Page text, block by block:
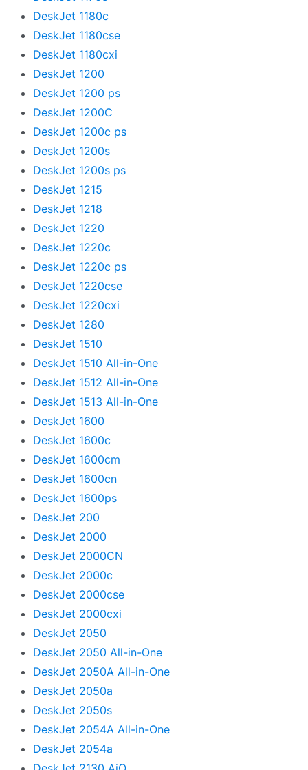
DeskJet 1180c
DeskJet 1180cse
DeskJet 1180cxi
DeskJet 1200
DeskJet 1200 ps
DeskJet 1200C
DeskJet 1200c ps
DeskJet 1200s
DeskJet 1200s ps
DeskJet 1215
DeskJet 1218
DeskJet 1220
DeskJet 1220c
DeskJet 1220c ps
DeskJet 1220cse
DeskJet 1220cxi
DeskJet 1280
DeskJet 1510
DeskJet 1510 All-in-One
DeskJet 1512 All-in-One
DeskJet 1513 All-in-One
DeskJet 1600
DeskJet 1600c
DeskJet 1600cm
DeskJet 1600cn
DeskJet 1600ps
DeskJet 200
DeskJet 2000
DeskJet 2000CN
DeskJet 2000c
DeskJet 2000cse
DeskJet 2000cxi
DeskJet 2050
DeskJet 2050 All-in-One
DeskJet 2050A All-in-One
DeskJet 2050a
DeskJet 2050s
DeskJet 2054A All-in-One
DeskJet 2054a